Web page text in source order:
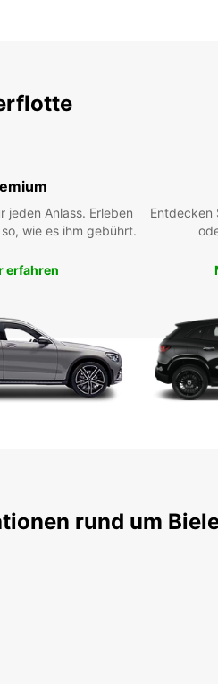
jeden Anlass. Erleben
wie es ihm gebührt.
erfahren
Entdecken
rund um